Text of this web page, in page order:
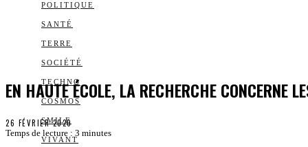
POLITIQUE
SANTÉ
TERRE
SOCIÉTÉ
TECHNO
COSMOS
SMILE
VIVANT
EN HAUTE ÉCOLE, LA RECHERCHE CONCERNE
26 FÉVRIER 2020
Temps de lecture : 3 minutes